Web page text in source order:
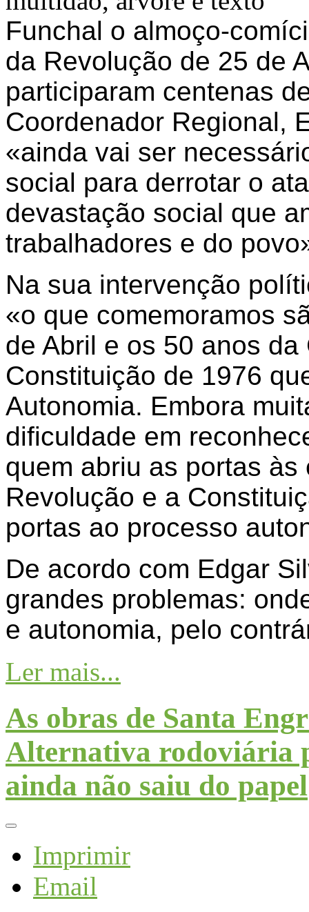
Funchal o almoço-
da Revolução de 25 de
participaram centenas
Coordenador Regional,
«ainda vai ser
social para derrotar o
devastação social que
trabalhadores e do
Na sua intervenção
«o que comemoramos
de Abril e os 50 anos
Constituição de 1976
Autonomia. Embora
dificuldade em
quem abriu as portas
Revolução e a
portas ao processo
De acordo com Edgar
grandes problemas:
e autonomia, pelo
Ler mais...
As obras de Santa
Alternativa rodoviária
ainda não saiu do papel
Imprimir
Email